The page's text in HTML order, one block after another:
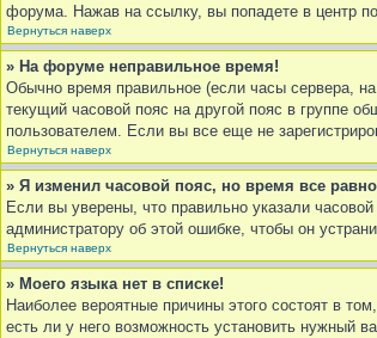
форума. Нажав на ссылку, вы попадете в центр
Вернуться наверх
» На форуме неправильное время!
Обычно время правильное (если часы сервера,
текущий часовой пояс на другой пояс в группе
пользователем. Если вы все еще не
Вернуться наверх
» Я изменил часовой пояс, но время все
Если вы уверены, что правильно указали
администратору об этой ошибке, чтобы он
Вернуться наверх
» Моего языка нет в списке!
Наиболее вероятные причины этого состоят в
есть ли у него возможность установить нужный